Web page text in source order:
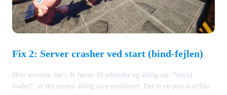
Fix 2: Server crasher ved start (bind-fejlen)
Hvis serveren dør i de første 10 sekunder og aldrig når "World
loaded", er det næsten aldrig save-problemet. Det er en port-konflikt